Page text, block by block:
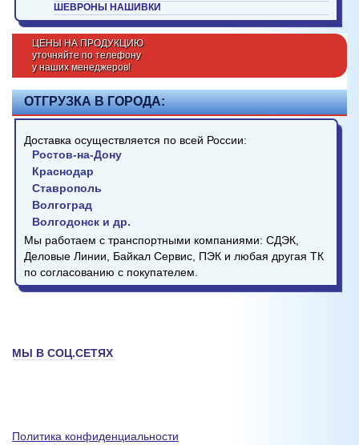
ШЕВРОНЫ НАШИВКИ
ЦЕНЫ НА ПРОДУКЦИЮ
уточняйте по телефону
у наших менеджеров!
ОТГРУЗКА В ГОРОДА:
Доставка осуществляется по всей России:
Ростов-на-Дону
Краснодар
Ставрополь
Волгоград
Волгодонск и др.
Мы работаем с транспортными компаниями: СДЭК,
Деловые Линии, Байкал Сервис, ПЭК и любая другая ТК
по согласованию с покупателем.
МЫ В СОЦ.СЕТЯХ
Политика конфиденциальности